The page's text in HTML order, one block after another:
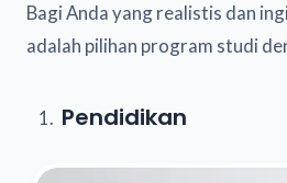
Bagi Anda yang realistis dan
adalah pilihan program studi
Pendidikan